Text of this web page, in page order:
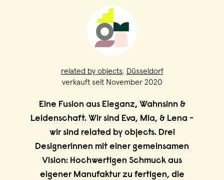
related by objects, Düsseldorf
verkauft seit November 2020
Eine Fusion aus Eleganz, Wahnsinn &
Leidenschaft. Wir sind Eva, Mia, & Lena -
wir sind related by objects. Drei
Designerinnen mit einer gemeinsamen
Vision: Hochwertigen Schmuck aus
eigener Manufaktur zu fertigen, die